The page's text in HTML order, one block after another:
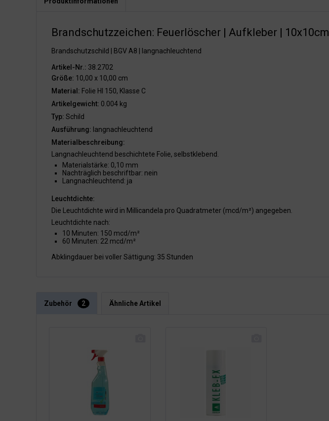
Brandschutzzeichen: Feuerlöscher | Aufkleber | 10x10cm
Brandschutzschild | BGV A8 | langnachleuchtend
Artikel-Nr.: 38.2702
Größe: 10,00 x 10,00 cm
Material: Folie HI 150, Klasse C
Artikelgewicht: 0.004 kg
Typ: Schild
Ausführung: langnachleuchtend
Materialbeschreibung:
Langnachleuchtend beschichtete Folie, selbstklebend.
Materialstärke: 0,10 mm
Nachträglich beschriftbar: nein
Langnachleuchtend: ja
Leuchtdichte:
Die Leuchtdichte wird in Millicandela pro Quadratmeter (mcd/m²) angegeben.
Leuchtdichte nach:
10 Minuten: 150 mcd/m²
60 Minuten: 22 mcd/m²
Abklingdauer bei voller Sättigung: 35 Stunden
Zubehör 2 Ähnliche Artikel